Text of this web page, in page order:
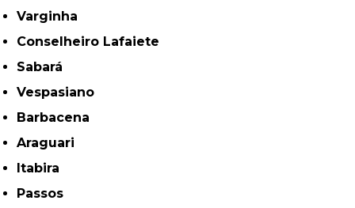
Varginha
Conselheiro Lafaiete
Sabará
Vespasiano
Barbacena
Araguari
Itabira
Passos